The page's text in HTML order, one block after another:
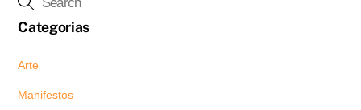
Categorias
Arte
Manifestos